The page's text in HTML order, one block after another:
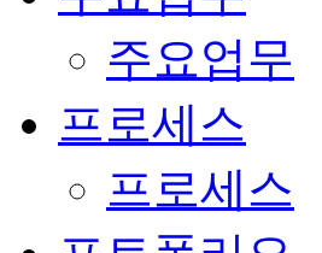
주요업무
프로세스
프로세스